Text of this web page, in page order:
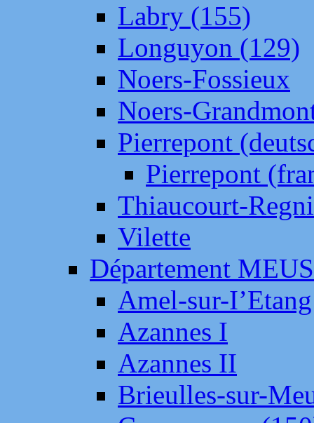
Labry (155)
Longuyon (129)
Noers-Fossieux
Noers-
Pierrepont
Pierrepont
Thiaucourt-
Vilette
Département
Amel-sur-
Azannes I
Azannes II
Brieulles-sur-